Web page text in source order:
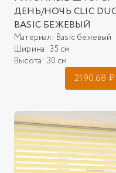
ДЕНЬ/НОЧЬ CLIC
BASIC БЕЖЕВЫЙ
Материал: Basic бежевый
Ширина: 35 см
Высота: 30 см
2190.68 ₽